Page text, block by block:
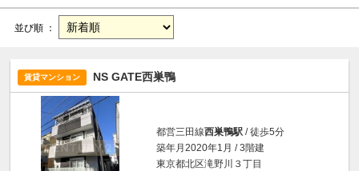
並び順 ：
賃貸マンション NS GATE西巣鴨
都営三田線西巣鴨駅 / 徒歩5分
築年月2020年1月 / 3階建
東京都北区滝野川３丁目